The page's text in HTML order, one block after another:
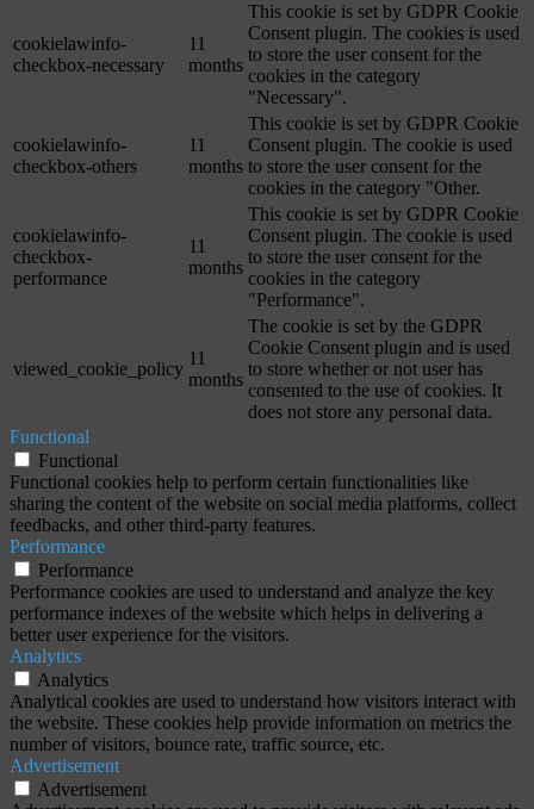
cookielawinfo-
checkbox-necessary
11
months
This cookie is set by GDPR Cookie
Consent plugin. The cookies is used
to store the user consent for the
cookies in the category
"Necessary".
cookielawinfo-
checkbox-others
11
months
This cookie is set by GDPR Cookie
Consent plugin. The cookie is used
to store the user consent for the
cookies in the category "Other.
cookielawinfo-
checkbox-
performance
11
months
This cookie is set by GDPR Cookie
Consent plugin. The cookie is used
to store the user consent for the
cookies in the category
"Performance".
viewed_cookie_policy
11
months
The cookie is set by the GDPR
Cookie Consent plugin and is used
to store whether or not user has
consented to the use of cookies. It
does not store any personal data.
Functional
Functional
Functional cookies help to perform certain functionalities like
sharing the content of the website on social media platforms, collect
feedbacks, and other third-party features.
Performance
Performance
Performance cookies are used to understand and analyze the key
performance indexes of the website which helps in delivering a
better user experience for the visitors.
Analytics
Analytics
Analytical cookies are used to understand how visitors interact with
the website. These cookies help provide information on metrics the
number of visitors, bounce rate, traffic source, etc.
Advertisement
Advertisement